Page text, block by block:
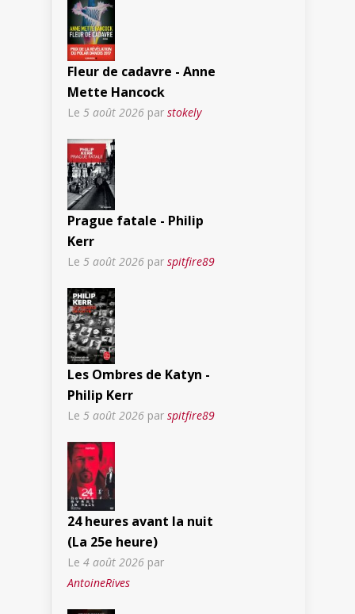
Fleur de cadavre - Anne
Mette Hancock
Le 5 août 2026 par stokely
Prague fatale - Philip
Kerr
Le 5 août 2026 par spitfire89
Les Ombres de Katyn -
Philip Kerr
Le 5 août 2026 par spitfire89
24 heures avant la nuit
(La 25e heure)
Le 4 août 2026 par
AntoineRives